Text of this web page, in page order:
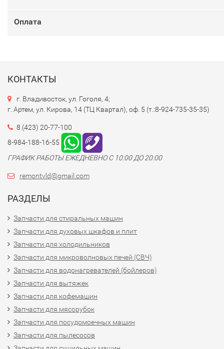
Оплата
КОНТАКТЫ
г. Владивосток, ул. Гоголя, 4;
г. Артем, ул. Кирова, 14 (ТЦ Квартал), оф. 5 (т.:8-924-735-35-35)
8 (423) 20-77-100
8-984-188-16-55
ГРАФИК РАБОТЫ ЕЖЕДНЕВНО С 10:00 ДО 20:00
remontvld@gmail.com
РАЗДЕЛЫ
Запчасти для стиральных машин
Запчасти для духовых шкафов и плит
Запчасти для холодильников
Запчасти для микроволновых печей (СВЧ)
Запчасти для водонагревателей (бойлеров)
Запчасти для вытяжек
Запчасти для кофемашин
Запчасти для мясорубок
Запчасти для посудомоечных машин
Запчасти для пылесосов